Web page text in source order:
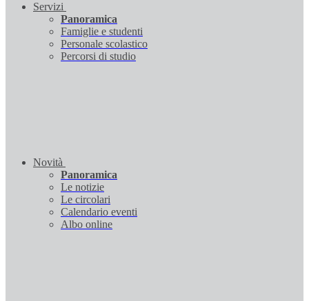
Servizi
Panoramica
Famiglie e studenti
Personale scolastico
Percorsi di studio
Novità
Panoramica
Le notizie
Le circolari
Calendario eventi
Albo online